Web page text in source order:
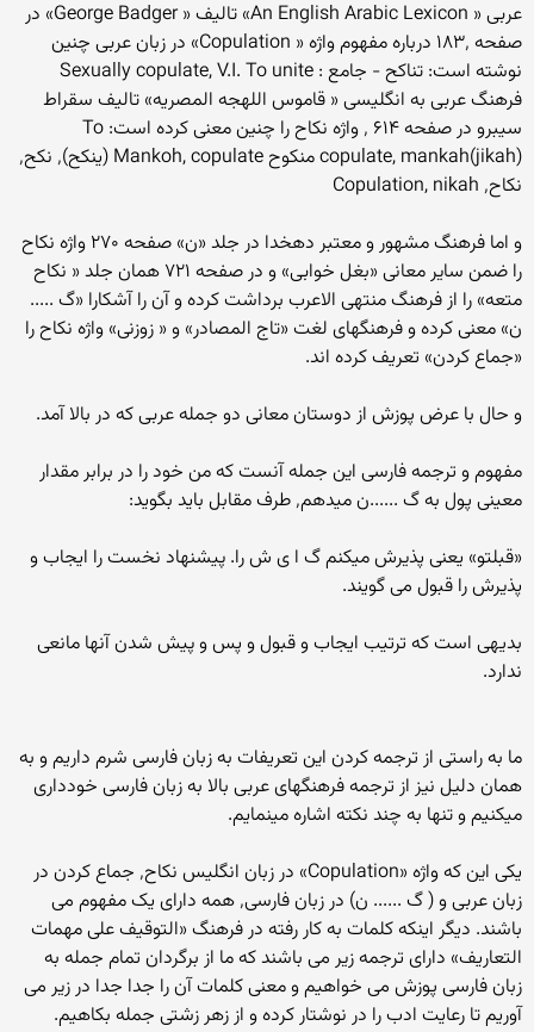
عربی « An English Arabic Lexicon» تالیف « George Badger» در
صفحه ۱۸۳٬ درباره مفهوم واژه « Copulation» در زبان عربی چنین
نوشته است: تناکح - جامع : Sexually copulate, V.I. To unite
فرهنگ عربی به انگلیسی « قاموس اللهجه المصریه» تالیف سقراط
سیبرو در صفحه ۶۱۴ ٬ واژه نکاح را چنین معنی کرده است: To
copulate, mankah(jikah) منکوح Mankoh, copulate (ینکح)٬ نکح٬
نکاح٬ Copulation, nikah
و اما فرهنگ مشهور و معتبر دهخدا در جلد «ن» صفحه ۲۷۰ واژه نکاح
را ضمن سایر معانی «بغل خوابی» و در صفحه ۷۲۱ همان جلد « نکاح
متعه» را از فرهنگ منتهی الاعرب برداشت کرده و آن را آشکارا «گ .....
ن» معنی کرده و فرهنگهای لغت «تاج المصادر» و « زوزنی» واژه نکاح را
«جماع کردن» تعریف کرده اند.
و حال با عرض پوزش از دوستان معانی دو جمله عربی که در بالا آمد.
مفهوم و ترجمه فارسی این جمله آنست که من خود را در برابر مقدار
معینی پول به گ ......ن میدهم٬ طرف مقابل باید بگوید:
«قبلتو» یعنی پذیرش میکنم گ ا ی ش را. پیشنهاد نخست را ایجاب و
پذیرش را قبول می گویند.
بدیهی است که ترتیب ایجاب و قبول و پس و پیش شدن آنها مانعی
ندارد.
ما به راستی از ترجمه کردن این تعریفات به زبان فارسی شرم داریم و به
همان دلیل نیز از ترجمه فرهنگهای عربی بالا به زبان فارسی خودداری
میکنیم و تنها به چند نکته اشاره مینمایم.
یکی این که واژه «Copulation» در زبان انگلیس نکاح٬ جماع کردن در
زبان عربی و ( گ ...... ن) در زبان فارسی٬ همه دارای یک مفهوم می
باشند. دیگر اینکه کلمات به کار رفته در فرهنگ «التوقیف علی مهمات
التعاریف» دارای ترجمه زیر می باشند که ما از برگردان تمام جمله به
زبان فارسی پوزش می خواهیم و معنی کلمات آن را جدا جدا در زیر می
آوریم تا رعایت ادب را در نوشتار کرده و از زهر زشتی جمله بکاهیم.